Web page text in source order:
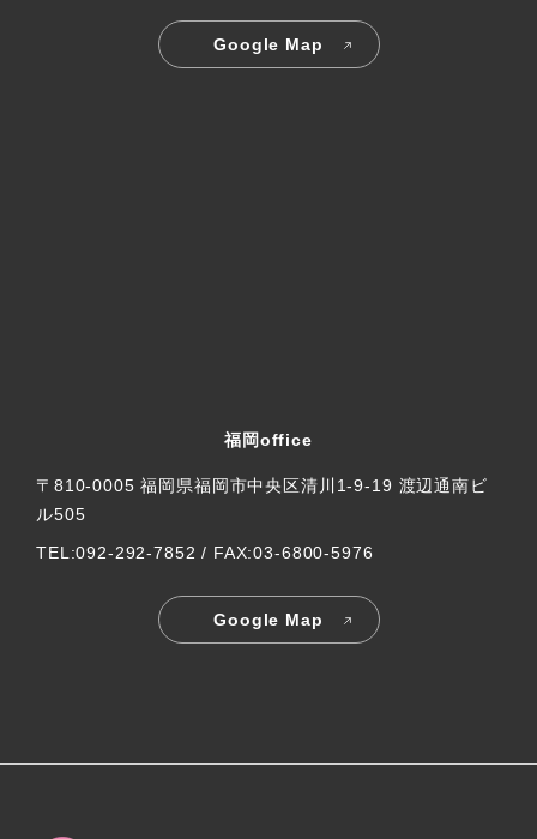
Google Map
福岡office
〒810-0005 福岡県福岡市中央区清川1-9-19 渡辺通南ビ
ル505
TEL:092-292-7852 / FAX:03-6800-5976
Google Map